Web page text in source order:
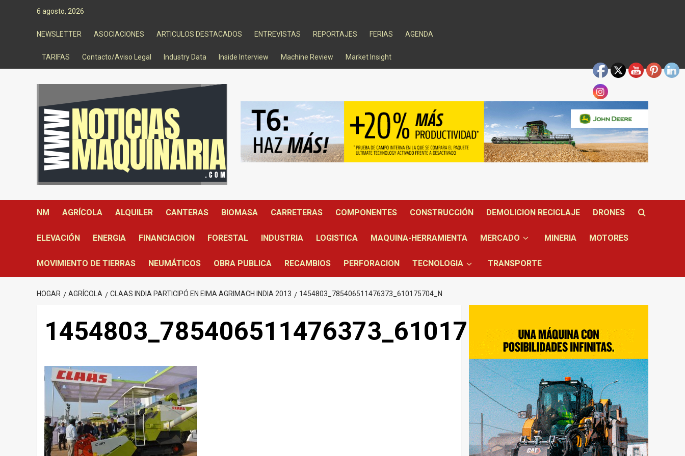
6 agosto, 2026
NEWSLETTER ASOCIACIONES ARTICULOS DESTACADOS ENTREVISTAS REPORTAJES FERIAS AGENDA
TARIFAS Contacto/Aviso Legal Industry Data Inside Interview Machine Review Market Insight
NM AGRÍCOLA ALQUILER CANTERAS BIOMASA CARRETERAS COMPONENTES CONSTRUCCIÓN DEMOLICION RECICLAJE DRONES
ELEVACIÓN ENERGIA FINANCIACION FORESTAL INDUSTRIA LOGISTICA MAQUINA-HERRAMIENTA MERCADO MINERIA MOTORES
MOVIMIENTO DE TIERRAS NEUMÁTICOS OBRA PUBLICA RECAMBIOS PERFORACION TECNOLOGIA TRANSPORTE
HOGAR AGRÍCOLA CLAAS INDIA PARTICIPÓ EN EIMA AGRIMACH INDIA 2013 1454803_785406511476373_610175704_N
1454803_785406511476373_610175704_n